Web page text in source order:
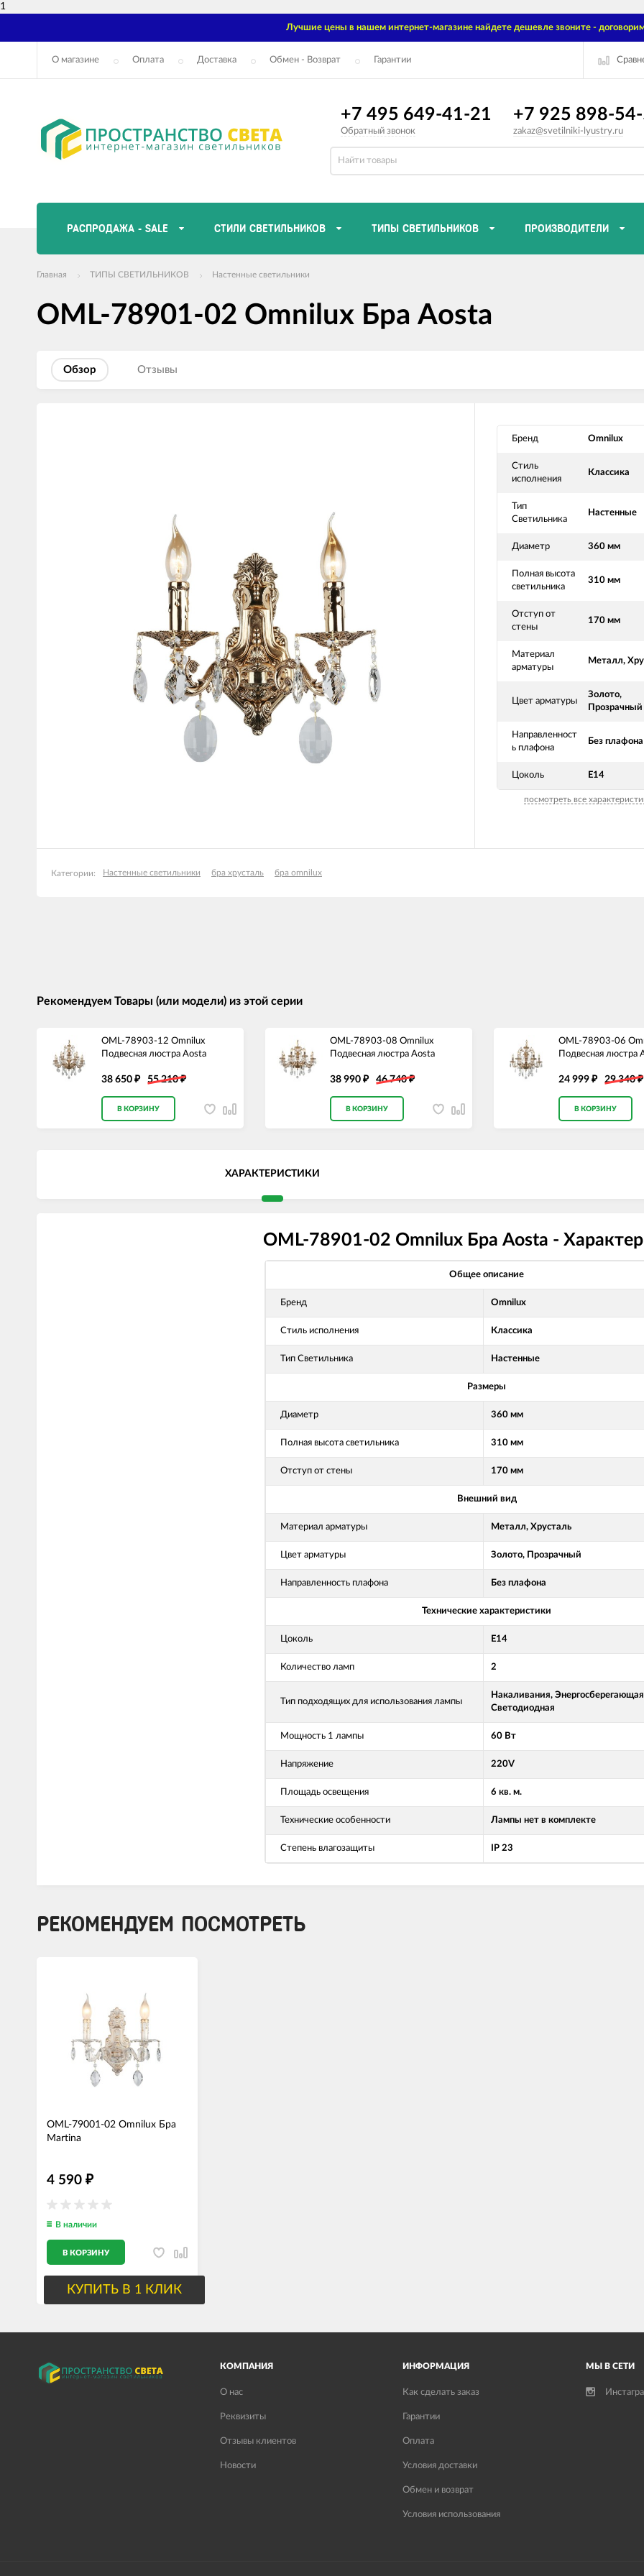
1
Лучшие цены в нашем интернет-магазине найдете дешевле звоните -
О магазине Оплата Доставка Обмен - Возврат Гарантии
+7 495 649-41-21
Обратный звонок
+7 925 898-
zakaz@svetilniki-lyustry.ru
РАСПРОДАЖА - SALE СТИЛИ СВЕТИЛЬНИКОВ ТИПЫ СВЕТИЛЬНИКОВ ПРОИЗВОДИТЕЛИ
Главная ТИПЫ СВЕТИЛЬНИКОВ Настенные светильники
OML-78901-02 Omnilux Бра Aosta
Обзор Отзывы
Бренд Omnilux
Стиль
исполнения
Классика
Тип
Светильника
Настенные
Диаметр 360 мм
Полная высота
светильника
310 мм
Отступ от
стены
170 мм
Материал
арматуры
Металл,
Цвет арматуры
Золото,
Прозрачный
Направленност
ь плафона
Без плафона
Цоколь Е14
посмотреть все
Категории: Настенные светильники бра хрусталь бра omnilux
Рекомендуем Товары (или модели) из этой серии
OML-78903-12 Omnilux
Подвесная люстра Aosta
38 650 ₽ 55 210₽
В КОРЗИНУ
OML-78903-08 Omnilux
Подвесная люстра Aosta
38 990 ₽ 46 740₽
В КОРЗИНУ
OML-78903-06
Подвесная люстра
24 999 ₽ 29 340₽
В КОРЗИНУ
ХАРАКТЕРИСТИКИ
OML-78901-02 Omnilux Бра Aosta -
Общее описание
Бренд Omnilux
Стиль исполнения Классика
Тип Светильника Настенные
Размеры
Диаметр 360 мм
Полная высота светильника 310 мм
Отступ от стены 170 мм
Внешний вид
Материал арматуры Металл, Хрусталь
Цвет арматуры Золото, Прозрачный
Направленность плафона Без плафона
Технические характеристики
Цоколь Е14
Количество ламп 2
Тип подходящих для использования лампы
Накаливания,
Светодиодная
Мощность 1 лампы 60 Вт
Напряжение 220V
Площадь освещения 6 кв. м.
Технические особенности Лампы нет в комплекте
Степень влагозащиты IP 23
РЕКОМЕНДУЕМ ПОСМОТРЕТЬ
OML-79001-02 Omnilux Бра
Martina
4 590 ₽
В наличии
В КОРЗИНУ
КУПИТЬ В 1 КЛИК
КОМПАНИЯ
О нас
Реквизиты
Отзывы клиентов
Новости
ИНФОРМАЦИЯ
Как сделать заказ
Гарантии
Оплата
Условия доставки
Обмен и возврат
Условия использования
МЫ В СЕТИ